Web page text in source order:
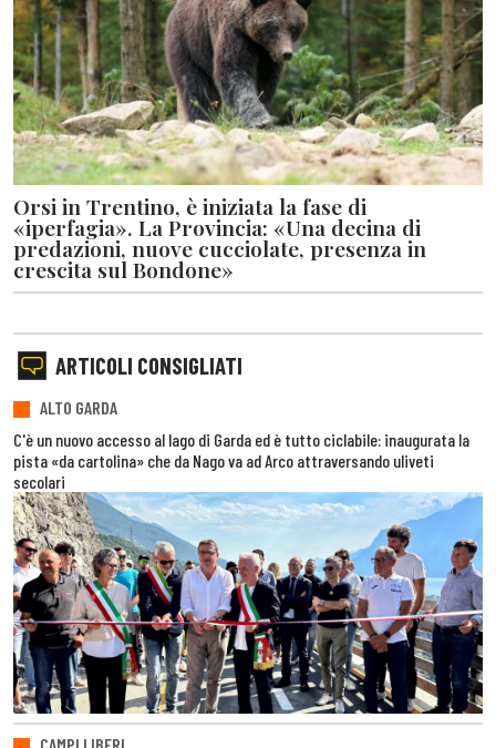
Orsi in Trentino, è iniziata la fase di
«iperfagia». La Provincia: «Una decina di
predazioni, nuove cucciolate, presenza in
crescita sul Bondone»
ARTICOLI CONSIGLIATI
ALTO GARDA
C'è un nuovo accesso al lago di Garda ed è tutto ciclabile: inaugurata la
pista «da cartolina» che da Nago va ad Arco attraversando uliveti
secolari